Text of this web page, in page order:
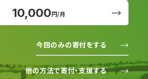
10,000円/月
今回のみの寄付をする
他の方法で寄付・支援する